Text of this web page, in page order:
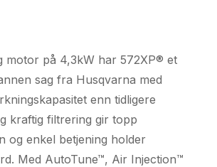
motor på 4,3kW har 572XP® et
sag fra Husqvarna med
enn tidligere
kraftig filtrering gir topp
og enkel betjening holder
Med AutoTune™, Air Injection™